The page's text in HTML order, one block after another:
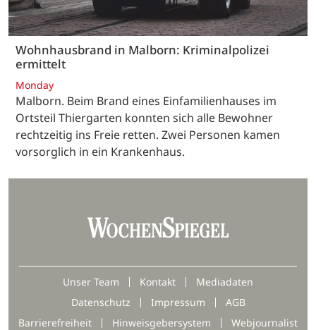
Wohnhausbrand in Malborn: Kriminalpolizei
ermittelt
Monday
Malborn. Beim Brand eines Einfamilienhauses im
Ortsteil Thiergarten konnten sich alle Bewohner
rechtzeitig ins Freie retten. Zwei Personen kamen
vorsorglich in ein Krankenhaus.
Unser Team Kontakt
Mediadaten
Datenschutz
Impressum
AGB
Barrierefreiheit
Hinweisgebersystem Webjournalist